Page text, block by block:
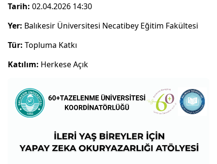
Tarih: 02.04.2026 14:30
Yer: Balıkesir Üniversitesi Necatibey Eğitim Fakültesi
Tür: Topluma Katkı
Katılım: Herkese Açık